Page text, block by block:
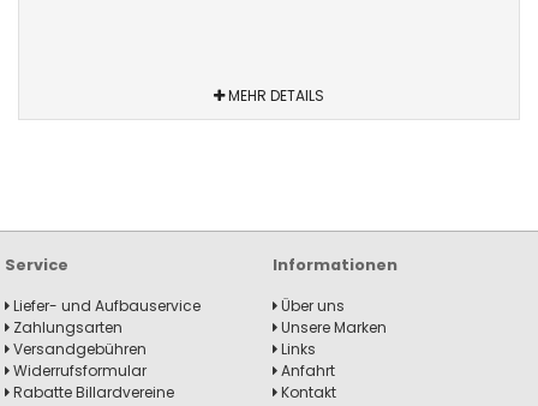
MEHR DETAILS
Service
Liefer- und Aufbauservice
Zahlungsarten
Versandgebühren
Widerrufsformular
Rabatte Billardvereine
Informationen
Über uns
Unsere Marken
Links
Anfahrt
Kontakt